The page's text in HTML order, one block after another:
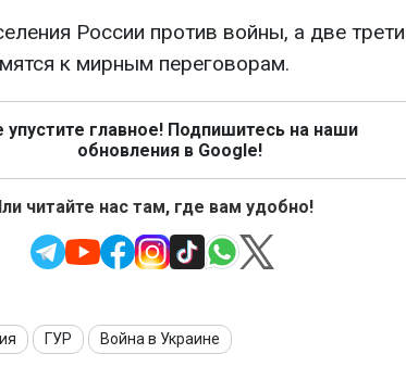
России против войны, а две трети
к мирным переговорам.
упустите главное! Подпишитесь на наши
обновления в Google!
читайте нас там, где вам удобно!
ГУР Война в Украине